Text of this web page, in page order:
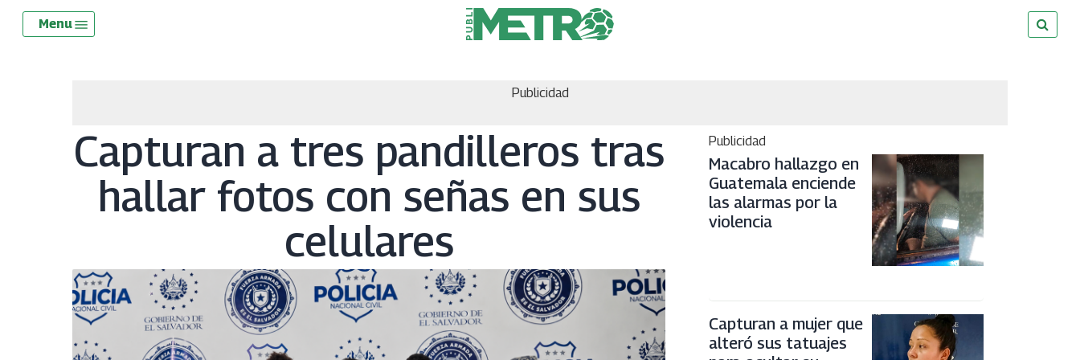
Skip
Menu
Publicidad
Capturan a tres pandilleros tras
hallar fotos con señas en sus
celulares
Publicidad
Macabro hallazgo en
Guatemala enciende
las alarmas por la
violencia
Capturan a mujer que
alteró sus tatuajes
Menu